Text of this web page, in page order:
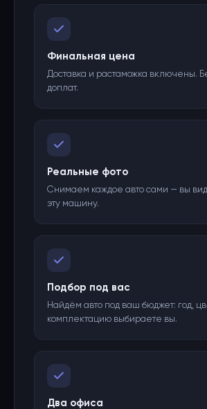
Финальная цена
Доставка и растаможка включены.
доплат.
Реальные фото
Снимаем каждое авто сами — вы
эту машину.
Подбор под вас
Найдём авто под ваш бюджет: год,
комплектацию выбираете вы.
Два офиса